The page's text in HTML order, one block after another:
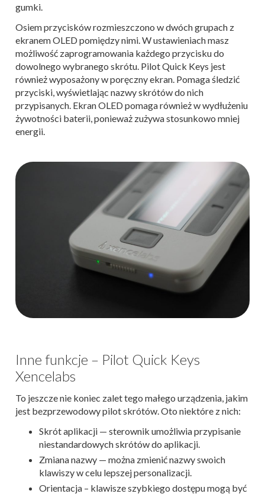
gumki.
Osiem przycisków rozmieszczono w dwóch grupach z
ekranem OLED pomiędzy nimi. W ustawieniach masz
możliwość zaprogramowania każdego przycisku do
dowolnego wybranego skrótu. Pilot Quick Keys jest
również wyposażony w poręczny ekran. Pomaga śledzić
przyciski, wyświetlając nazwy skrótów do nich
przypisanych. Ekran OLED pomaga również w wydłużeniu
żywotności baterii, ponieważ zużywa stosunkowo mniej
energii.
Inne funkcje – Pilot Quick Keys
Xencelabs
To jeszcze nie koniec zalet tego małego urządzenia, jakim
jest bezprzewodowy pilot skrótów. Oto niektóre z nich:
Skrót aplikacji — sterownik umożliwia przypisanie
niestandardowych skrótów do aplikacji.
Zmiana nazwy — można zmienić nazwy swoich
klawiszy w celu lepszej personalizacji.
Orientacja – klawisze szybkiego dostępu mogą być